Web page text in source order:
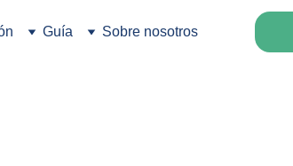
Guía Sobre nosotros